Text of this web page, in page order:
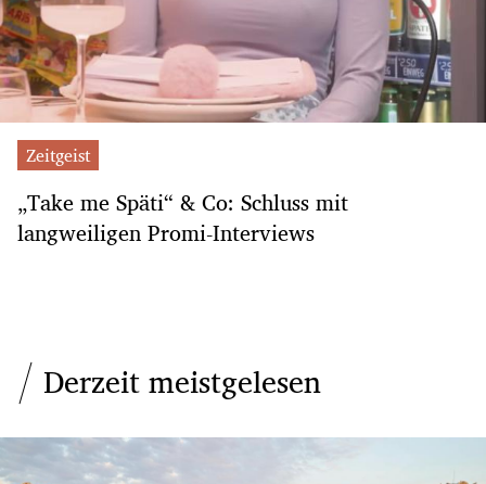
Zeitgeist
„Take me Späti“ & Co: Schluss mit
langweiligen Promi-Interviews
Derzeit meistgelesen